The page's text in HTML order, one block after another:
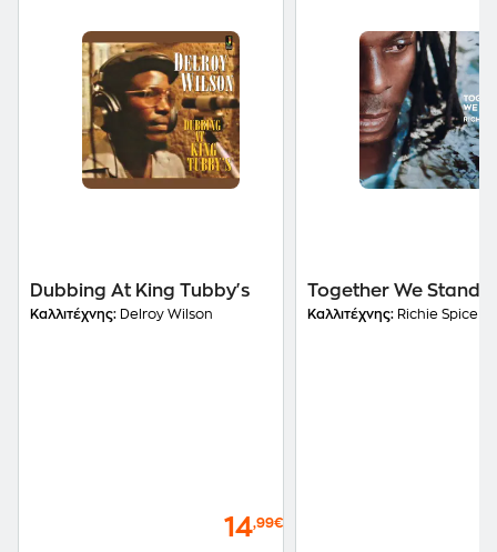
Dubbing At King Tubby's
Καλλιτέχνης: Delroy Wilson
14,99€
Together We Stand
Καλλιτέχνης: Richie Spice